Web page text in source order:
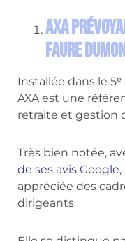
AXA
Faure
Installée dans le
AXA est une
retraite et gestion
Très bien notée,
de ses avis Google
appréciée des
dirigeants